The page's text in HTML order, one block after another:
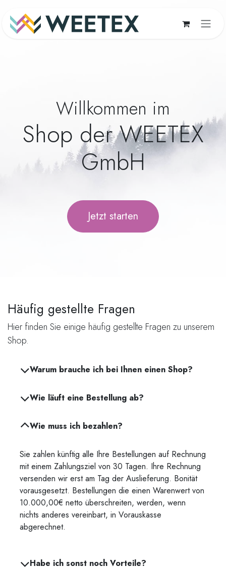
Willkommen im
Shop der WEETEX
GmbH
Jetzt starten
Häufig gestellte Fragen
Hier finden Sie einige häufig gestellte Fragen zu unserem
Shop.
Warum brauche ich bei Ihnen einen Shop?
Wie läuft eine Bestellung ab?
Wie muss ich bezahlen?
Sie zahlen künftig alle Ihre Bestellungen auf Rechnung
mit einem Zahlungsziel von 30 Tagen. Ihre Rechnung
versenden wir erst am Tag der Auslieferung. Bonität
vorausgesetzt. Bestellungen die einen Warenwert von
10.000,00€ netto überschreiten, werden, wenn
nichts anderes vereinbart, in Vorauskasse
abgerechnet.
Habe ich sonst noch Vorteile?